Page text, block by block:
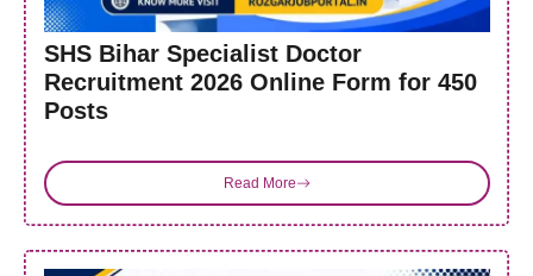
SHS Bihar Specialist Doctor
Recruitment 2026 Online Form for 450
Posts
Read More